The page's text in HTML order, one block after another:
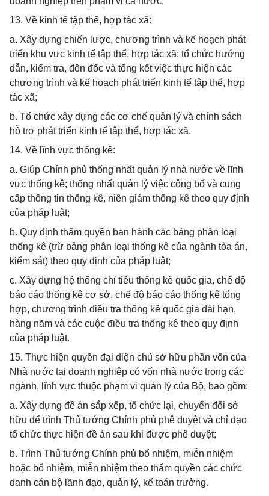
13. Về kinh tế tập thể, hợp tác xã:
a. Xây dựng chiến lược, chương trình và kế hoạch phát
triển khu vực kinh tế tập thể, hợp tác xã; tổ chức hướng
dẫn, kiểm tra, đôn đốc và tổng kết việc thực hiện các
chương trình và kế hoạch phát triển kinh tế tập thể, hợp
tác xã;
b. Tổ chức xây dựng các cơ chế quản lý và chính sách
hỗ trợ phát triển kinh tế tập thể, hợp tác xã.
14. Về lĩnh vực thống kê:
a. Giúp Chính phủ thống nhất quản lý nhà nước về lĩnh
vực thống kê; thống nhất quản lý việc công bố và cung
cấp thông tin thống kê, niên giám thống kê theo quy định
của pháp luật;
b. Quy định thẩm quyền ban hành các bảng phân loại
thống kê (trừ bảng phân loại thống kê của ngành tòa án,
kiểm sát) theo quy định của pháp luật;
c. Xây dựng hệ thống chỉ tiêu thống kê quốc gia, chế độ
báo cáo thống kê cơ sở, chế độ báo cáo thống kê tổng
hợp, chương trình điều tra thống kê quốc gia dài hạn,
hàng năm và các cuộc điều tra thống kê theo quy định
của pháp luật.
15. Thực hiện quyền đại diện chủ sở hữu phần vốn của
Nhà nước tại doanh nghiệp có vốn nhà nước trong các
ngành, lĩnh vực thuộc phạm vi quản lý của Bộ, bao gồm:
a. Xây dựng đề án sắp xếp, tổ chức lại, chuyển đổi sở
hữu để trình Thủ tướng Chính phủ phê duyệt và chỉ đạo
tổ chức thực hiện đề án sau khi được phê duyệt;
b. Trình Thủ tướng Chính phủ bổ nhiệm, miễn nhiệm
hoặc bổ nhiệm, miễn nhiệm theo thẩm quyền các chức
danh cán bộ lãnh đạo, quản lý, kế toán trưởng.